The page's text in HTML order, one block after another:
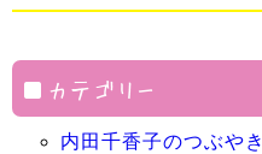
カテゴリー
内田千香子のつぶやき